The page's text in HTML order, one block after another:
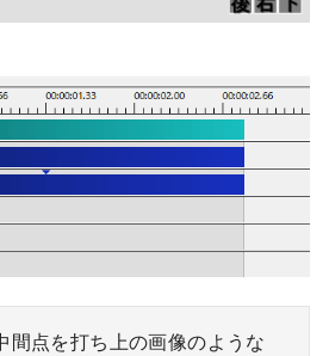
間点を打ち上の画像のような